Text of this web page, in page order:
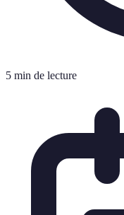
5 min de lecture